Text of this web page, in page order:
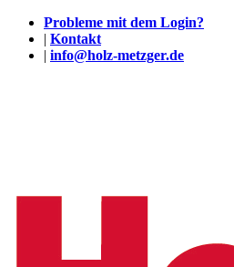
Probleme mit dem Login?
| Kontakt
| info@holz-metzger.de